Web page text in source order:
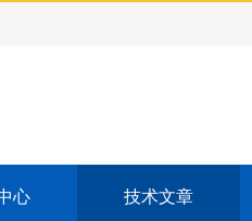
心 技术文章